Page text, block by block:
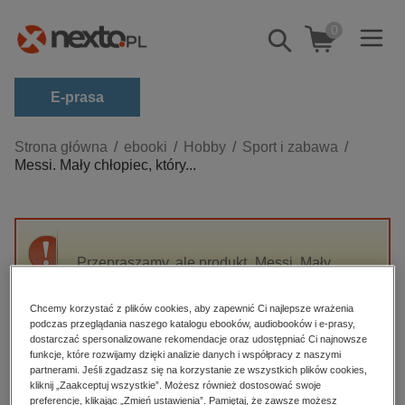
Pokaż/schowaj
wyszukiwarkę
0
E-prasa
Kategorie
Zobacz wszystkie E-prasa
budownictwo, aranżacja wnętrz
darmowe wydania
edukacja
hobby, sport, rozrywka
komputery, internet, technologie, informatyka
Strona główna ebooki Hobby
Sport i zabawa
Messi. Mały chłopiec, który...
Przepraszamy, ale produkt „Messi. Mały
High-contrast mode
Polecane
Chcemy korzystać z plików cookies, aby zapewnić Ci najlepsze wrażenia
podczas przeglądania naszego katalogu ebooków, audiobooków i e-prasy,
dostarczać spersonalizowane rekomendacje oraz udostępniać Ci najnowsze
funkcje, które rozwijamy dzięki analizie danych i współpracy z naszymi
partnerami. Jeśli zgadzasz się na korzystanie ze wszystkich plików cookies,
kliknij „Zaakceptuj wszystkie”. Możesz również dostosować swoje
preferencje, klikając „Zmień ustawienia”. Pamiętaj, że zawsze możesz